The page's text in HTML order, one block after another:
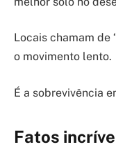
Locais chamam de
o movimento lento.
É a sobrevivência
Fatos